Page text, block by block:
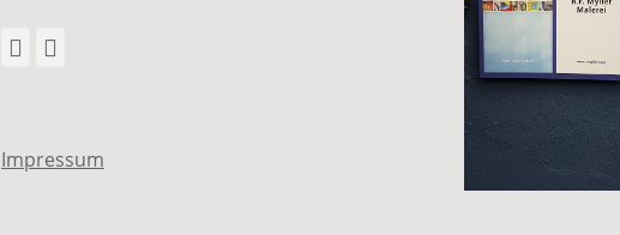
Facebook
Impressum